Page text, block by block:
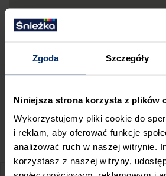
Zgoda Szczegóły
Niniejsza strona korzysta z plików
Wykorzystujemy pliki cookie do
i reklam, aby oferować funkcje
analizować ruch w naszej witrynie.
korzystasz z naszej witryny,
PRZED WIZYTĄ W SKLEPIE